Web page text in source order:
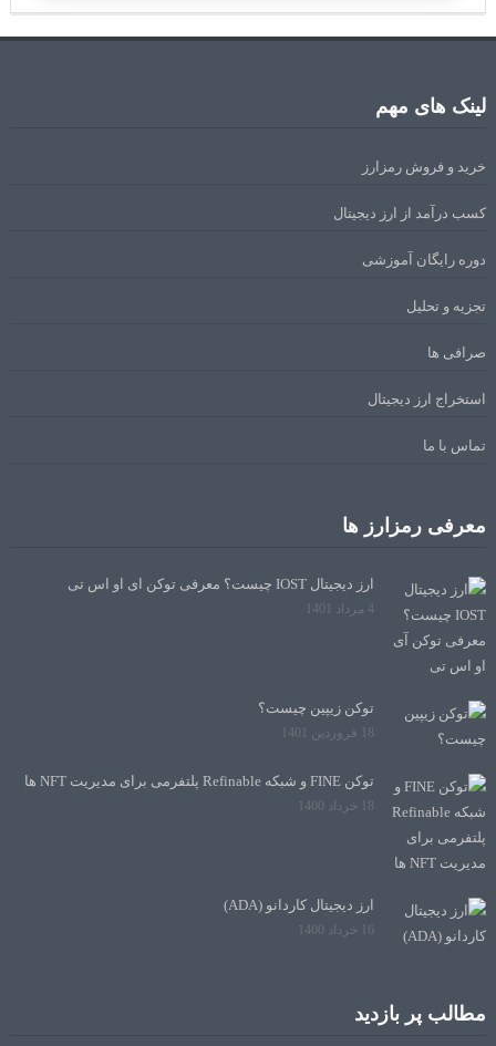
لینک های مهم
خرید و فروش رمزارز
کسب درآمد از ارز دیجیتال
دوره رایگان آموزشی
تجزیه و تحلیل
صرافی ها
استخراج ارز دیجیتال
تماس با ما
معرفی رمزارز ها
ارز دیجیتال IOST چیست؟ معرفی توکن آی او اس تی
4 مرداد 1401
توکن زیپین چیست؟
18 فروردین 1401
توکن FINE و شبکه Refinable پلتفرمی برای مدیریت NFT ها
18 خرداد 1400
ارز دیجیتال کاردانو (ADA)
16 خرداد 1400
مطالب پر بازدید